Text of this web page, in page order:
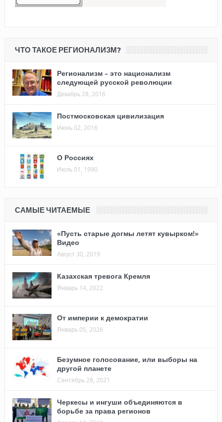
ЧТО ТАКОЕ РЕГИОНАЛИЗМ?
Регионализм – это национализм
следующей русской революции
Декабрь 28, 2016
Постмосковская цивилизация
Июнь 02, 2016
О Россиях
Июль 01, 1990
САМЫЕ ЧИТАЕМЫЕ
«Пусть старые догмы летят кувырком!»
Видео
Август 30, 2019
Казахская тревога Кремля
Январь 14, 2022
От империи к демократии
Январь 05, 2026
Безумное голосование, или выборы на
другой планете
Сентябрь 28, 2021
Черкесы и ингуши объединяются в
борьбе за права регионов